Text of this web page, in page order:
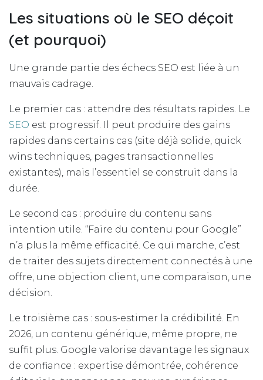
Les situations où le SEO déçoit
(et pourquoi)
Une grande partie des échecs SEO est liée à un
mauvais cadrage.
Le premier cas : attendre des résultats rapides. Le
SEO est progressif. Il peut produire des gains
rapides dans certains cas (site déjà solide, quick
wins techniques, pages transactionnelles
existantes), mais l’essentiel se construit dans la
durée.
Le second cas : produire du contenu sans
intention utile. “Faire du contenu pour Google”
n’a plus la même efficacité. Ce qui marche, c’est
de traiter des sujets directement connectés à une
offre, une objection client, une comparaison, une
décision.
Le troisième cas : sous-estimer la crédibilité. En
2026, un contenu générique, même propre, ne
suffit plus. Google valorise davantage les signaux
de confiance : expertise démontrée, cohérence